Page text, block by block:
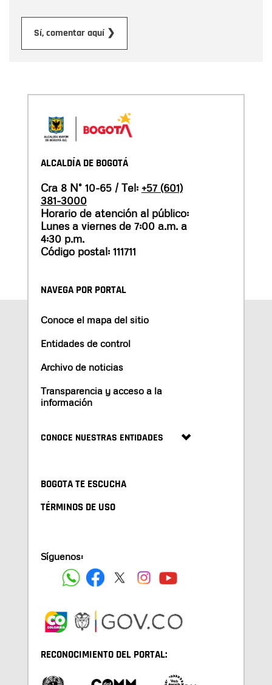
Sí, comentar aquí ❯
ALCALDÍA DE BOGOTÁ
Cra 8 N° 10-65 / Tel: +57 (601)
381-3000
Horario de atención al público:
Lunes a viernes de 7:00 a.m. a
4:30 p.m.
Código postal: 111711
NAVEGA POR PORTAL
Conoce el mapa del sitio
Entidades de control
Archivo de noticias
Transparencia y acceso a la
información
CONOCE NUESTRAS ENTIDADES
BOGOTA TE ESCUCHA
TÉRMINOS DE USO
Síguenos:
RECONOCIMIENTO DEL PORTAL: